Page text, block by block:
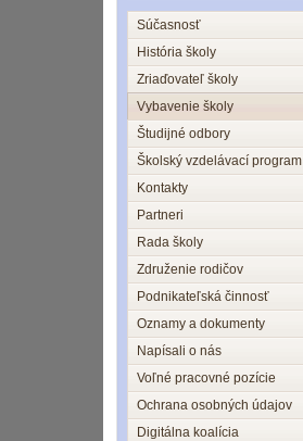
Súčasnosť
História školy
Zriaďovateľ školy
Vybavenie školy
Študijné odbory
Školský vzdelávací program
Kontakty
Partneri
Rada školy
Združenie rodičov
Podnikateľská činnosť
Oznamy a dokumenty
Napísali o nás
Voľné pracovné pozície
Ochrana osobných údajov
Digitálna koalícia